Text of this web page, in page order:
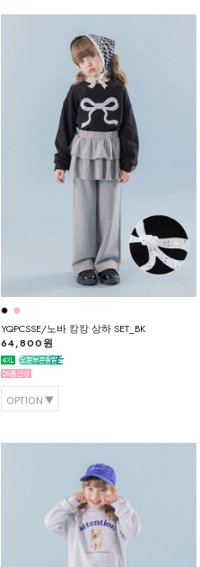
YQPCSSE/노바 캉캉 상하 SET_BK
64,800원
OPTION